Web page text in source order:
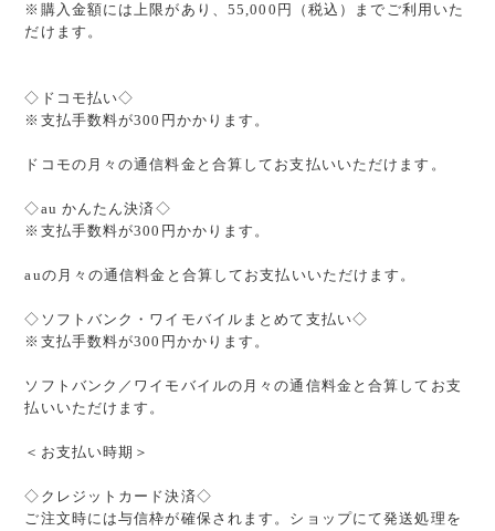
※購入金額には上限があり、55,000円（税込）までご利用いた
だけます。
◇ドコモ払い◇
※支払手数料が300円かかります。
ドコモの月々の通信料金と合算してお支払いいただけます。
◇au かんたん決済◇
※支払手数料が300円かかります。
auの月々の通信料金と合算してお支払いいただけます。
◇ソフトバンク・ワイモバイルまとめて支払い◇
※支払手数料が300円かかります。
ソフトバンク／ワイモバイルの月々の通信料金と合算してお支
払いいただけます。
＜お支払い時期＞
◇クレジットカード決済◇
ご注文時には与信枠が確保されます。ショップにて発送処理を